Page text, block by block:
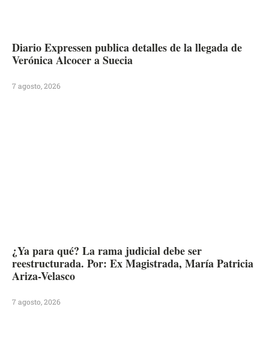
Diario Expressen publica detalles de la llegada de
Verónica Alcocer a Suecia
7 agosto, 2026
¿Ya para qué? La rama judicial debe ser
reestructurada. Por: Ex Magistrada, María Patricia
Ariza-Velasco
7 agosto, 2026